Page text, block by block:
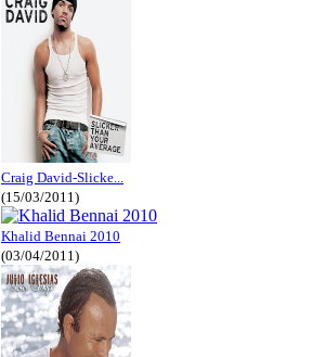
Craig David-Slicke...
(15/03/2011)
Khalid Bennai 2010
(03/04/2011)